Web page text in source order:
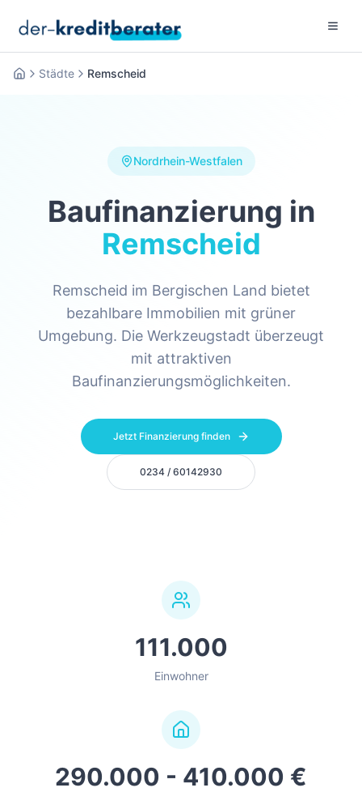
Menu
Startseite
Städte Remscheid
Nordrhein-Westfalen
Baufinanzierung in
Remscheid
Remscheid im Bergischen Land bietet
bezahlbare Immobilien mit grüner
Umgebung. Die Werkzeugstadt überzeugt
mit attraktiven
Baufinanzierungsmöglichkeiten.
Jetzt Finanzierung finden
0234 / 60142930
111.000
Einwohner
290.000 - 410.000 €